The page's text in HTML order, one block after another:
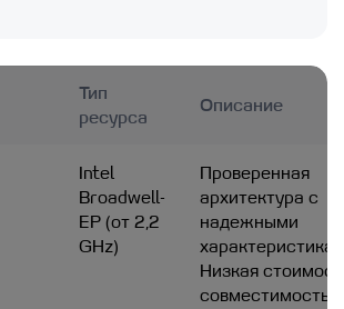
Тип
ресурса
Описание
Intel
Broadwell-
EP (от 2,2
GHz)
Проверенная
архитектура с
надежными
Низкая
совместимость